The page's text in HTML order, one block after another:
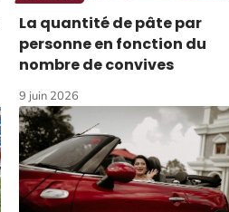
La quantité de pâte par
personne en fonction du
nombre de convives
9 juin 2026